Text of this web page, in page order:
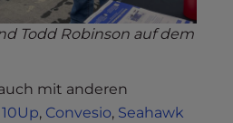
Todd Robinson auf dem
mit anderen
10Up, Convesio, Seahawk